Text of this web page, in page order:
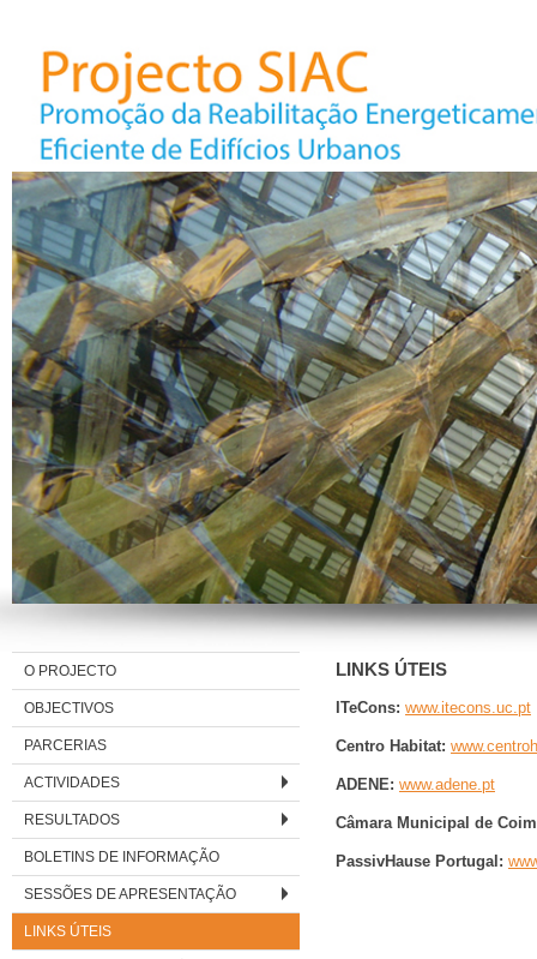
O PROJECTO
OBJECTIVOS
PARCERIAS
ACTIVIDADES
RESULTADOS
BOLETINS DE INFORMAÇÃO
SESSÕES DE APRESENTAÇÃO
LINKS ÚTEIS
LINKS ÚTEIS
ITeCons: www.itecons.uc.pt
Centro Habitat:
ADENE: www.adene.pt
Câmara Municipal de
PassivHause Portugal: